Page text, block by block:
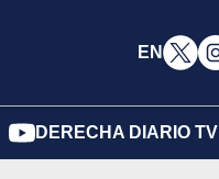
EN
DERECHA DIARIO TV